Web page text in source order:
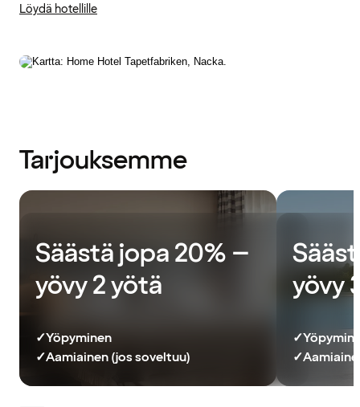
Löydä hotellille
Tarjouksemme
Säästä jopa 20% –
yövy 2 yötä
✓Yöpyminen
✓Aamiainen (jos soveltuu)
yövy
✓
✓